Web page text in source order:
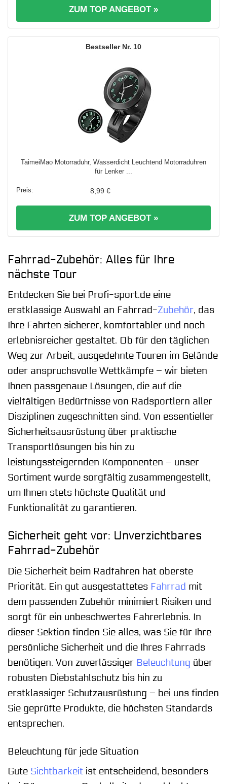
ZUM TOP ANGEBOT »
10
TaimeiMao Motorraduhr, Wasserdicht Leuchtend Motorraduhren
für Lenker ...
8,99 €
ZUM TOP ANGEBOT »
Fahrrad-Zubehör: Alles für Ihre
nächste Tour
Entdecken Sie bei Profi-sport.de eine
erstklassige Auswahl an Fahrrad-Zubehör, das
Ihre Fahrten sicherer, komfortabler und noch
erlebnisreicher gestaltet. Ob für den täglichen
Weg zur Arbeit, ausgedehnte Touren im Gelände
oder anspruchsvolle Wettkämpfe – wir bieten
Ihnen passgenaue Lösungen, die auf die
vielfältigen Bedürfnisse von Radsportlern aller
Disziplinen zugeschnitten sind. Von essentieller
Sicherheitsausrüstung über praktische
Transportlösungen bis hin zu
leistungssteigernden Komponenten – unser
Sortiment wurde sorgfältig zusammengestellt,
um Ihnen stets höchste Qualität und
Funktionalität zu garantieren.
Sicherheit geht vor: Unverzichtbares
Fahrrad-Zubehör
Die Sicherheit beim Radfahren hat oberste
Priorität. Ein gut ausgestattetes Fahrrad mit
dem passenden Zubehör minimiert Risiken und
sorgt für ein unbeschwertes Fahrerlebnis. In
dieser Sektion finden Sie alles, was Sie für Ihre
persönliche Sicherheit und die Ihres Fahrrads
benötigen. Von zuverlässiger Beleuchtung über
robusten Diebstahlschutz bis hin zu
erstklassiger Schutzausrüstung – bei uns finden
Sie geprüfte Produkte, die höchsten Standards
entsprechen.
Beleuchtung für jede Situation
Gute Sichtbarkeit ist entscheidend, besonders